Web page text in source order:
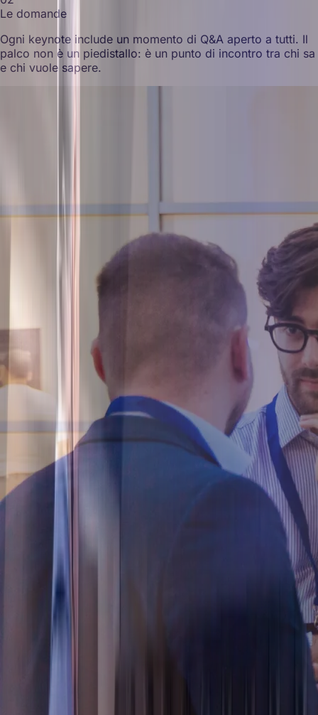
Le domande
Ogni keynote include un momento di Q&A aperto a tutti. Il
palco non è un piedistallo: è un punto di incontro tra chi sa
e chi vuole sapere.